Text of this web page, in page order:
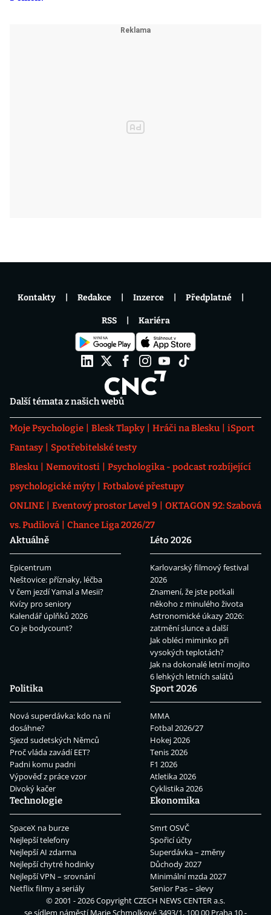
Další témata z našich webů
Moje Psychologie Blesk Tlapky Hráči na Blesku
iSport
Fantasy
Spotřebitelské testy
Blesku
Nemovitosti
Psychologika - podcast rozbíjející
psychologické mýty
Fotbalové přestupy
ONLINE
Eventový prostor Level 9
OKTAGON 92: Szabová
vs. Pudilová
Chance Liga 2026/27
Aktuálně
Epicentrum
Neštovice: příznaky, léčba
V čem jezdí Yamal a Mesii?
Kvízy pro seniory
Kalendář úplňků 2026
Co je bodycount?
Léto 2026
Karlovarský filmový festival
2026
Znamení, že jste potkali
někoho z minulého života
Astronomické úkazy 2026:
zatmění slunce a další
Jak obléci miminko při
vysokých teplotách?
Jak na dokonalé letní mojito
6 lehkých letních salátů
Politika
Nová superdávka: kdo na ní
dosáhne?
Sjezd sudetských Němců
Proč vláda zavádí EET?
Padni komu padni
Výpověď z práce vzor
Divoký kačer
Sport 2026
MMA
Fotbal 2026/27
Hokej 2026
Tenis 2026
F1 2026
Atletika 2026
Cyklistika 2026
Technologie
SpaceX na burze
Nejlepší telefony
Nejlepší AI zdarma
Nejlepší chytré hodinky
Nejlepší VPN – srovnání
Netflix filmy a seriály
Ekonomika
Smrt OSVČ
Spořicí účty
Superdávka – změny
Důchody 2027
Minimální mzda 2027
Senior Pas – slevy
Kontakty Redakce Inzerce Předplatné
RSS Kariéra
© 2001 - 2026 CopyrightCZECH NEWS CENTER a.s.
se sídlem náměstí Marie Schmolkové 3493/1, 100 00 Praha 10 -